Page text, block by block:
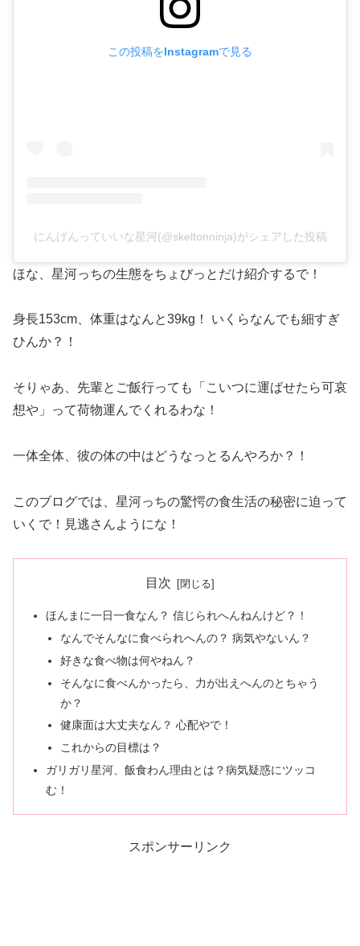
この投稿をInstagramで見る
にんげんっていいな星河(@skeltonninja)がシェアした投稿
ほな、星河っちの生態をちょびっとだけ紹介するで！
身長153cm、体重はなんと39kg！ いくらなんでも細すぎ
ひんか？！
そりゃあ、先輩とご飯行っても「こいつに運ばせたら可哀
想や」って荷物運んでくれるわな！
一体全体、彼の体の中はどうなっとるんやろか？！
このブログでは、星河っちの驚愕の食生活の秘密に迫って
いくで！見逃さんようにな！
目次
ほんまに一日一食なん？ 信じられへんねんけど？！
なんでそんなに食べられへんの？ 病気やないん？
好きな食べ物は何やねん？
そんなに食べんかったら、力が出えへんのとちゃう
か？
健康面は大丈夫なん？ 心配やで！
これからの目標は？
ガリガリ星河、飯食わん理由とは？病気疑惑にツッコ
む！
スポンサーリンク